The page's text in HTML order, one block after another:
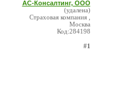
АС-Консалтинг, ООО
(удалена)
Страховая компания ,
Москва
Код:284198
#1